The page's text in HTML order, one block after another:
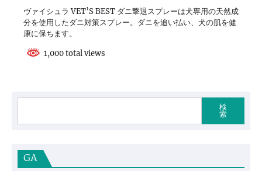
ヴァイシュラ VET’S BEST ダニ撃退スプレーは犬専用の天然成
分を使用したダニ対策スプレー。ダニを追い払い、犬の肌を健
康に保ちます。
1,000 total views
検
索
GA